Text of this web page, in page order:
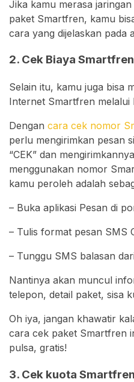
Jika kamu merasa
paket Smartfren, kamu
cara yang dijelaskan pada
2. Cek Biaya
Selain itu, kamu juga bisa
Internet Smartfren melalui
Dengan cara cek nomor
perlu mengirimkan pesan
“CEK” dan
menggunakan nomor
kamu peroleh adalah
– Buka aplikasi Pesan di
– Tulis format pesan SMS
– Tunggu SMS balasan
Nantinya akan muncul
telepon, detail paket, sisa
Oh iya, jangan khawatir
cara cek paket Smartfren
pulsa, gratis!
3. Cek kuota